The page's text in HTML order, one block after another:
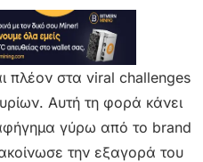
πλέον στα viral challenges
Αυτή τη φορά κάνει
γύρω από το brand
την εξαγορά του